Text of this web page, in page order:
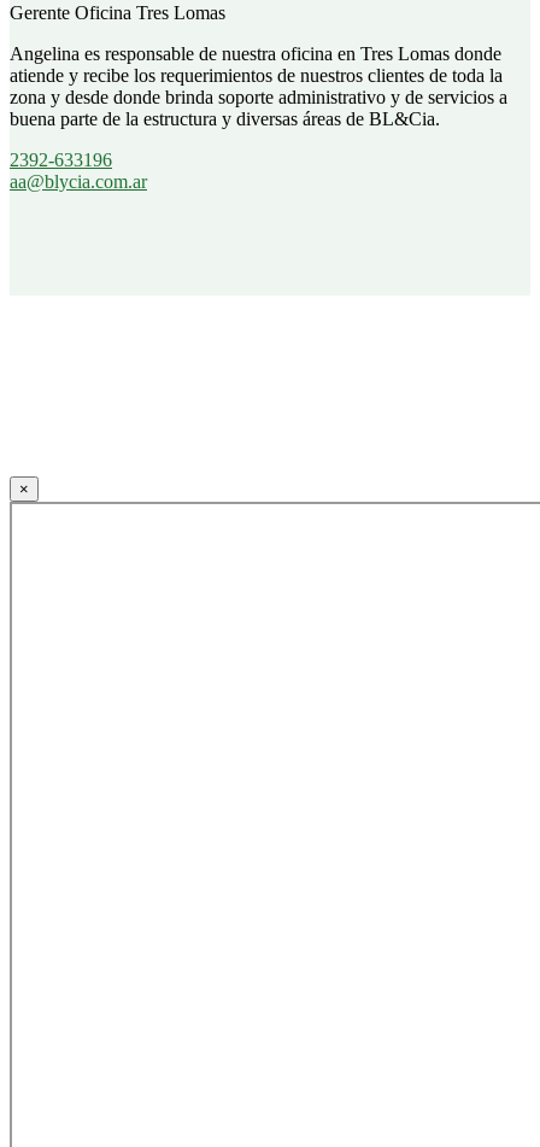
Gerente Oficina Tres Lomas
Angelina es responsable de nuestra oficina en Tres Lomas donde
atiende y recibe los requerimientos de nuestros clientes de toda la
zona y desde donde brinda soporte administrativo y de servicios a
buena parte de la estructura y diversas áreas de BL&Cia.
2392-633196
aa@blycia.com.ar
×